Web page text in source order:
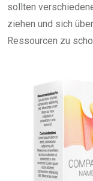
sollten
ziehen und sich
Ressourcen zu